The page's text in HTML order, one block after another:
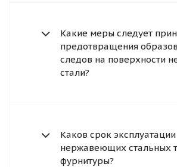
Какие меры следует
предотвращения
следов на поверхности
стали?
Каков срок эксплуатации
нержавеющих стальных
фурнитуры?